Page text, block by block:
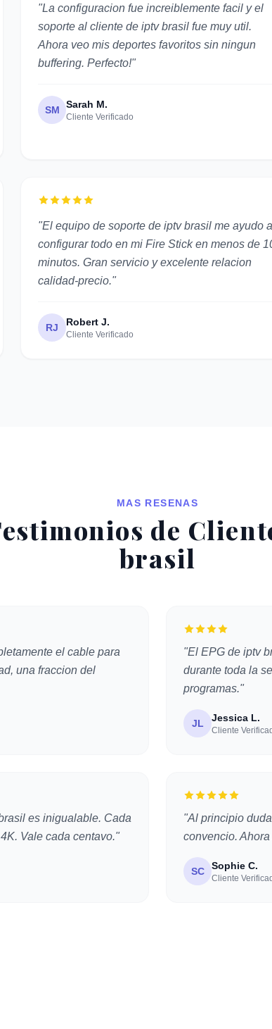
"La configuracion fue increiblemente facil y el
soporte al cliente de iptv brasil fue muy util.
Ahora veo mis deportes favoritos sin ningun
buffering. Perfecto!"
SM Sarah M.
Cliente Verificado
"El equipo de soporte de iptv brasil me ayudo a
configurar todo en mi Fire Stick en menos de
minutos. Gran servicio y excelente relacion
calidad-precio."
RJ Robert J.
Cliente Verificado
MAS RESENAS
de
brasil
el cable para
una fraccion del
"El EPG de iptv
durante toda la
programas."
JL Jessica L.
Cliente
es inigualable. Cada
Vale cada centavo."
"Al principio
convencio.
SC Sophie C.
Cliente